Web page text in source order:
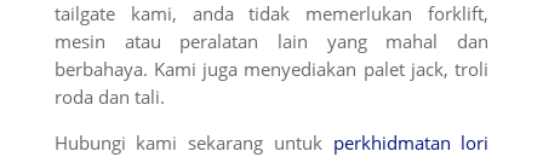
tailgate kami, anda tidak memerlukan forklift,
mesin atau peralatan lain yang mahal dan
berbahaya. Kami juga menyediakan palet jack, troli
roda dan tali.
Hubungi kami sekarang untuk perkhidmatan lori